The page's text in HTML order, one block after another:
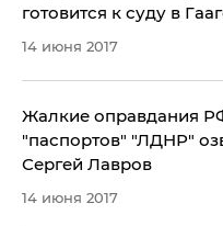
готовится к суду в
14 июня 2017
Жалкие оправдания
"паспортов" "ЛДНР"
Сергей Лавров
14 июня 2017